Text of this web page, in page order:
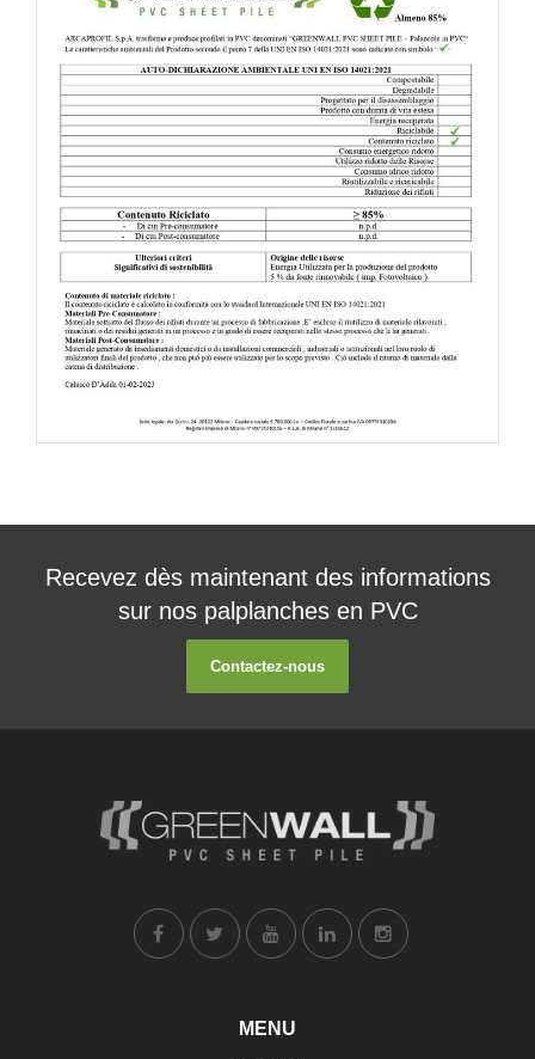
Recevez dès maintenant des informations
sur nos palplanches en PVC
Contactez-nous
MENU